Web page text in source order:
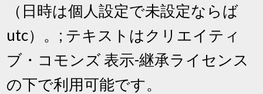
（日時は個人設定で未設定ならば
utc）。; テキストはクリエイティ
ブ・コモンズ 表示-継承ライセンス
の下で利用可能です。